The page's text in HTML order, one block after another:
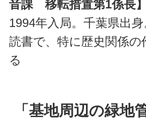
音課 移転措置第1係長】
1994年入局。千葉県出
読書で、特に歴史関係の
る
「基地周辺の緑地